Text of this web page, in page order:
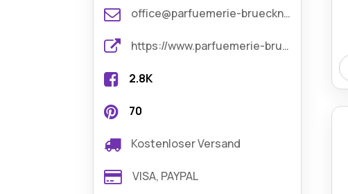
office@parfuemerie-brueckner.com
https://www.parfuemerie-brueckner.com/
2.8K
70
Kostenloser Versand
VISA, PAYPAL